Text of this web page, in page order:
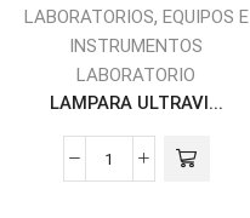
LABORATORIOS, EQUIPOS E
INSTRUMENTOS
LABORATORIO
LAMPARA ULTRAVI...